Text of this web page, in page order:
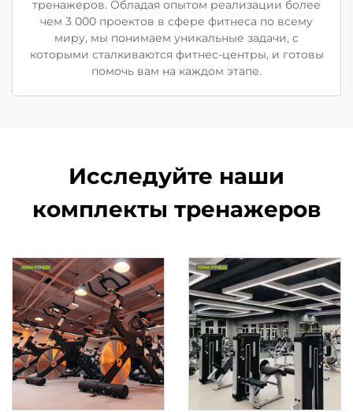
тренажеров. Обладая опытом реализации более
чем 3 000 проектов в сфере фитнеса по всему
миру, мы понимаем уникальные задачи, с
которыми сталкиваются фитнес-центры, и готовы
помочь вам на каждом этапе.
Исследуйте наши
комплекты тренажеров